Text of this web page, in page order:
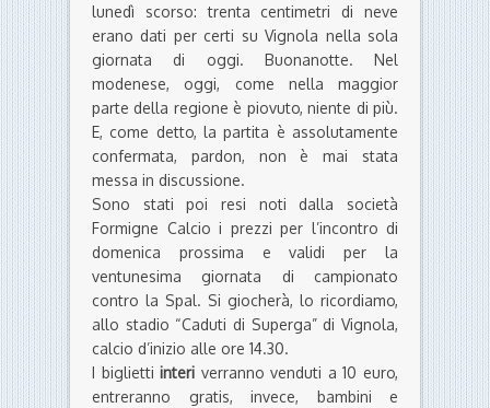
lunedì scorso: trenta centimetri di neve
erano dati per certi su Vignola nella sola
giornata di oggi. Buonanotte. Nel
modenese, oggi, come nella maggior
parte della regione è piovuto, niente di più.
E, come detto, la partita è assolutamente
confermata, pardon, non è mai stata
messa in discussione.
Sono stati poi resi noti dalla società
Formigne Calcio i prezzi per l’incontro di
domenica prossima e validi per la
ventunesima giornata di campionato
contro la Spal. Si giocherà, lo ricordiamo,
allo stadio “Caduti di Superga” di Vignola,
calcio d’inizio alle ore 14.30.
I bigliettiinteri verranno venduti a 10 euro,
entreranno gratis, invece, bambini e